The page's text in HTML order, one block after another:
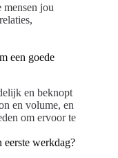
mensen jou
een goede
en beknopt
en volume, en
om ervoor te
werkdag?